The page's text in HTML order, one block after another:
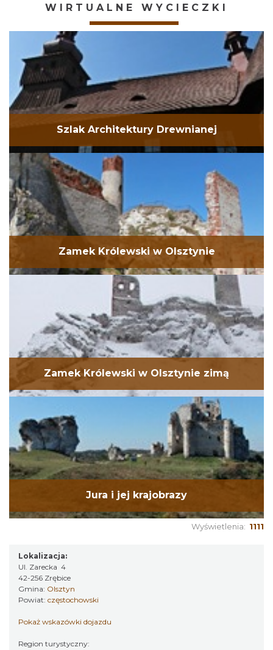
WIRTUALNE WYCIECZKI
Szlak Architektury Drewnianej
Zamek Królewski w Olsztynie
Zamek Królewski w Olsztynie zimą
Jura i jej krajobrazy
Wyświetlenia: 1111
Lokalizacja:
Ul. Zarecka 4
42-256 Zrębice
Gmina: Olsztyn
Powiat: częstochowski
Pokaż wskazówki dojazdu
Region turystyczny: